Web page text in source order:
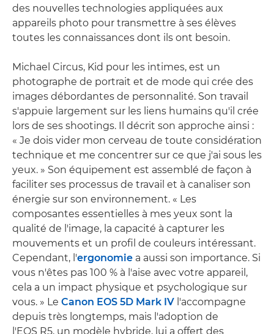
des nouvelles technologies appliquées aux
appareils photo pour transmettre à ses élèves
toutes les connaissances dont ils ont besoin.
Michael Circus, Kid pour les intimes, est un
photographe de portrait et de mode qui crée des
images débordantes de personnalité. Son travail
s'appuie largement sur les liens humains qu'il crée
lors de ses shootings. Il décrit son approche ainsi :
« Je dois vider mon cerveau de toute considération
technique et me concentrer sur ce que j'ai sous les
yeux. » Son équipement est assemblé de façon à
faciliter ses processus de travail et à canaliser son
énergie sur son environnement. « Les
composantes essentielles à mes yeux sont la
qualité de l'image, la capacité à capturer les
mouvements et un profil de couleurs intéressant.
Cependant, l'ergonomie a aussi son importance. Si
vous n'êtes pas 100 % à l'aise avec votre appareil,
cela a un impact physique et psychologique sur
vous. » Le Canon EOS 5D Mark IV l'accompagne
depuis très longtemps, mais l'adoption de
l'EOS R5, un modèle hybride, lui a offert des